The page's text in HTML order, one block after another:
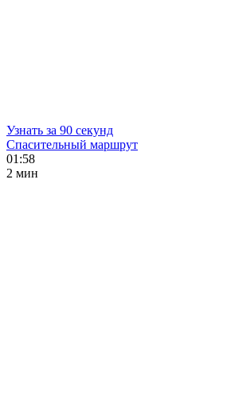
Узнать за 90 секунд
Спасительный маршрут
01:58
2 мин